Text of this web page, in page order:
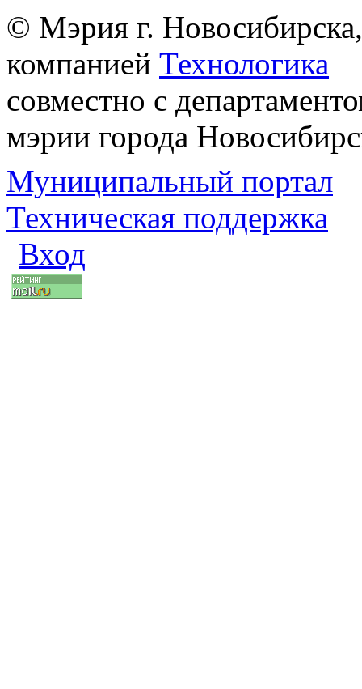
© Мэрия г.
компанией Технологика
совместно с
мэрии города
Муниципальный портал
Техническая поддержка
Вход